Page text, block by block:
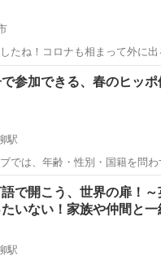
たね！コロナも相まって外に
もいらっしゃると思います。
増やしてみませんか？ 今回は、スマホ
...
の他 レッスン
参加できる、春のヒッポ
駅
では、年齢・性別・国籍を問わ
、英語をはじめスペイン語・
語など『いくつものことば（
ます。また、『ホー...
町柳駅 その他 多言語
で開こう、世界の扉！
たいない！家族や仲間と一
駅